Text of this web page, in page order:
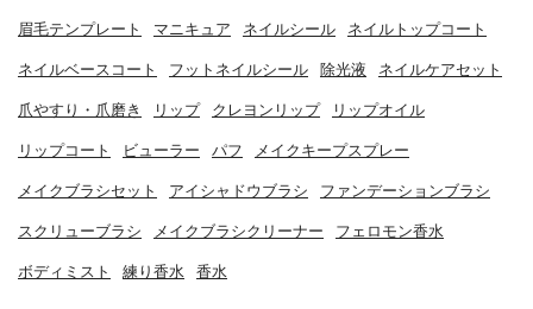
眉毛テンプレート マニキュア ネイルシール ネイルトップコート
ネイルベースコート フットネイルシール 除光液 ネイルケアセット
爪やすり・爪磨き リップ クレヨンリップ リップオイル
リップコート ビューラー パフ メイクキープスプレー
メイクブラシセット アイシャドウブラシ ファンデーションブラシ
スクリューブラシ メイクブラシクリーナー フェロモン香水
ボディミスト 練り香水 香水